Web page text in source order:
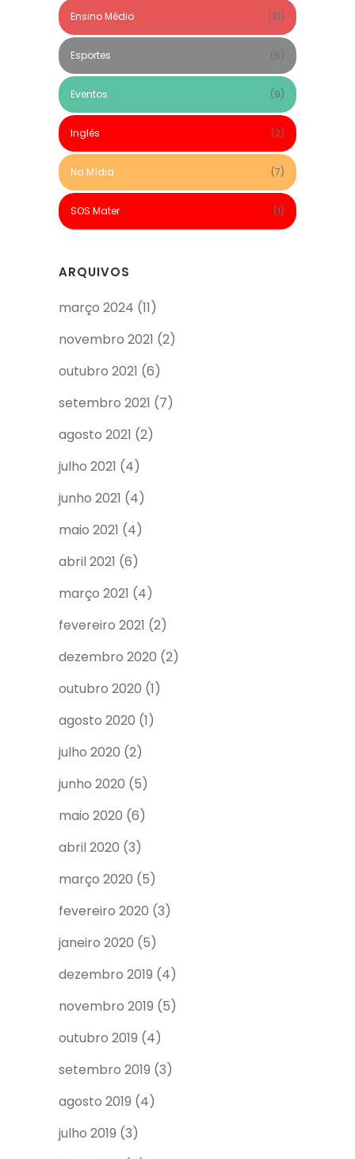
Ensino Médio (21)
Esportes (5)
Eventos (9)
Inglês (2)
Na Mídia (7)
SOS Mater (1)
ARQUIVOS
março 2024 (11)
novembro 2021 (2)
outubro 2021 (6)
setembro 2021 (7)
agosto 2021 (2)
julho 2021 (4)
junho 2021 (4)
maio 2021 (4)
abril 2021 (6)
março 2021 (4)
fevereiro 2021 (2)
dezembro 2020 (2)
outubro 2020 (1)
agosto 2020 (1)
julho 2020 (2)
junho 2020 (5)
maio 2020 (6)
abril 2020 (3)
março 2020 (5)
fevereiro 2020 (3)
janeiro 2020 (5)
dezembro 2019 (4)
novembro 2019 (5)
outubro 2019 (4)
setembro 2019 (3)
agosto 2019 (4)
julho 2019 (3)